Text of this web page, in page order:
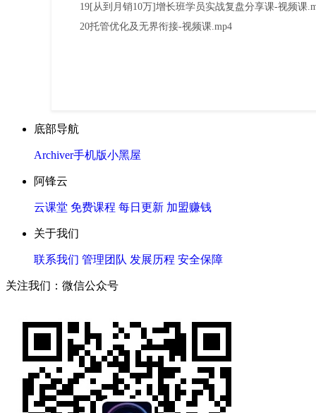
19[从到月销10万]增长班学员实战复盘分享课-视频课
20托管优化及无界衔接-视频课.mp4
底部导航
Archiver手机版小黑屋
阿锋云
云课堂 免费课程 每日更新 加盟赚钱
关于我们
联系我们 管理团队 发展历程 安全保障
关注我们：微信公众号